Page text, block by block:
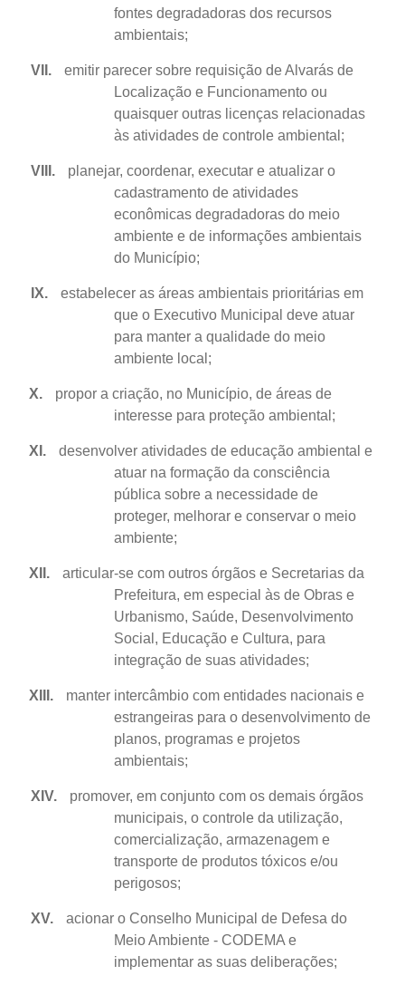
fontes degradadoras dos recursos
ambientais;
VII.
emitir parecer sobre requisição de Alvarás de
Localização e Funcionamento ou
quaisquer outras licenças relacionadas
às atividades de controle ambiental;
VIII.
planejar, coordenar, executar e atualizar o
cadastramento de atividades
econômicas degradadoras do meio
ambiente e de informações ambientais
do Município;
IX.
estabelecer as áreas ambientais prioritárias em
que o Executivo Municipal deve atuar
para manter a qualidade do meio
ambiente local;
X.
propor a criação, no Município, de áreas de
interesse para proteção ambiental;
XI.
desenvolver atividades de educação ambiental e
atuar na formação da consciência
pública sobre a necessidade de
proteger, melhorar e conservar o meio
ambiente;
XII.
articular-se com outros órgãos e Secretarias da
Prefeitura, em especial às de Obras e
Urbanismo, Saúde, Desenvolvimento
Social, Educação e Cultura, para
integração de suas atividades;
XIII.
manter intercâmbio com entidades nacionais e
estrangeiras para o desenvolvimento de
planos, programas e projetos
ambientais;
XIV.
promover, em conjunto com os demais órgãos
municipais, o controle da utilização,
comercialização, armazenagem e
transporte de produtos tóxicos e/ou
perigosos;
XV.
acionar o Conselho Municipal de Defesa do
Meio Ambiente - CODEMA e
implementar as suas deliberações;